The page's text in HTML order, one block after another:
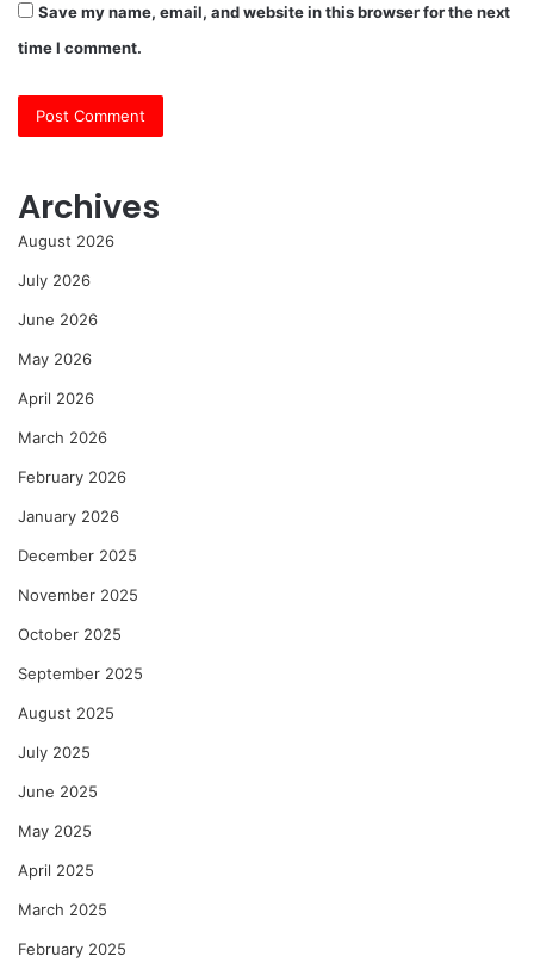
Save my name, email, and website in this browser for the next
time I comment.
Archives
August 2026
July 2026
June 2026
May 2026
April 2026
March 2026
February 2026
January 2026
December 2025
November 2025
October 2025
September 2025
August 2025
July 2025
June 2025
May 2025
April 2025
March 2025
February 2025